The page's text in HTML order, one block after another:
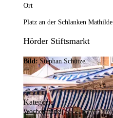
Ort
Platz an der Schlanken Mathilde
Hörder Stiftsmarkt
Bild:Stephan Schütze
Kategorie
Wochenmarkt